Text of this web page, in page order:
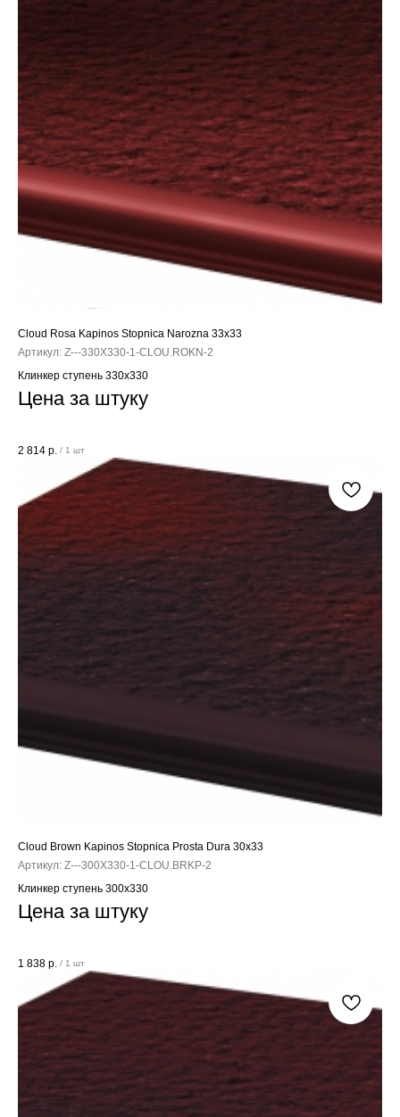
Cloud Rosa Kapinos Stopnica Narozna 33x33
Артикул: Z---330X330-1-CLOU.ROKN-2
Клинкер ступень 330x330
Цена за штуку
2 814 р. / 1 шт
Cloud Brown Kapinos Stopnica Prosta Dura 30x33
Артикул: Z---300X330-1-CLOU.BRKP-2
Клинкер ступень 300x330
Цена за штуку
1 838 р. / 1 шт